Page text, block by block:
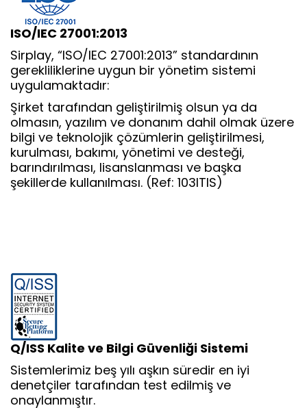
ISO/IEC 27001:2013
Sirplay, “ISO/IEC 27001:2013” standardının
gerekliliklerine uygun bir yönetim sistemi
uygulamaktadır:
Şirket tarafından geliştirilmiş olsun ya da
olmasın, yazılım ve donanım dahil olmak üzere
bilgi ve teknolojik çözümlerin geliştirilmesi,
kurulması, bakımı, yönetimi ve desteği,
barındırılması, lisanslanması ve başka
şekillerde kullanılması. (Ref: 103ITIS)
Q/ISS Kalite ve Bilgi Güvenliği Sistemi
Sistemlerimiz beş yılı aşkın süredir en iyi
denetçiler tarafından test edilmiş ve
onaylanmıştır.